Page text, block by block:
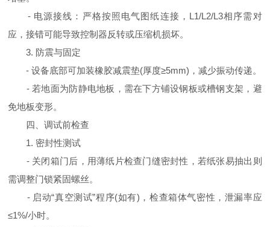
- 电源接线：严格按照电气图纸连接，L1/L2/L3相序需对
应，接错可能导致控制器反转或压缩机损坏。
3. 防震与固定
- 设备底部可加装橡胶减震垫(厚度≥5mm)，减少振动传递。
- 若地面为防静电地板，需在下方铺设钢板或槽钢支架，避
免地板变形。
四、调试前检查
1. 密封性测试
- 关闭箱门后，用薄纸片检查门缝密封性，若纸张易抽出则
需调整门锁紧固螺丝。
- 启动“真空测试”程序(如有)，检查箱体气密性，泄漏率应
≤1%/小时。